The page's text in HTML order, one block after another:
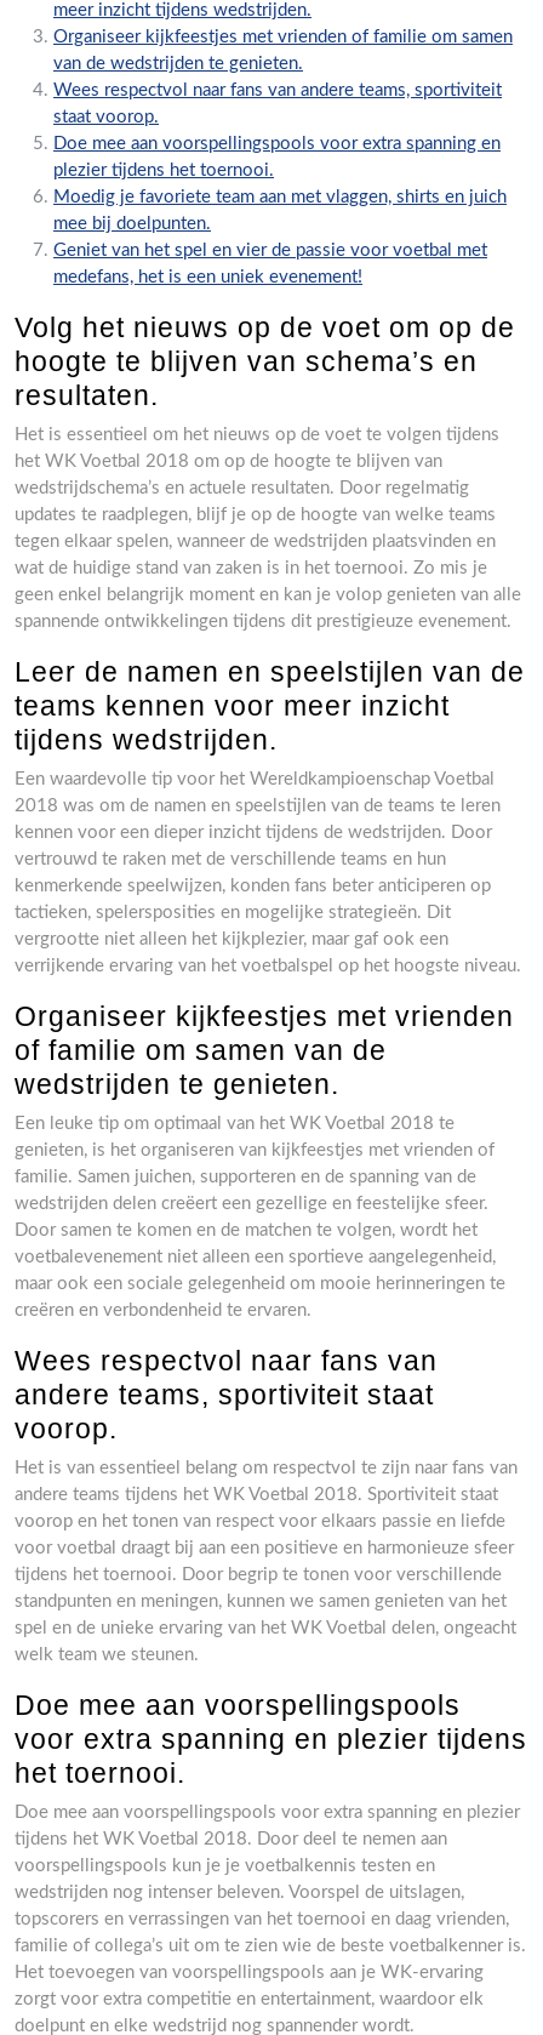
meer inzicht tijdens wedstrijden.
Organiseer kijkfeestjes met vrienden of familie om samen
van de wedstrijden te genieten.
Wees respectvol naar fans van andere teams, sportiviteit
staat voorop.
Doe mee aan voorspellingspools voor extra spanning en
plezier tijdens het toernooi.
Moedig je favoriete team aan met vlaggen, shirts en juich
mee bij doelpunten.
Geniet van het spel en vier de passie voor voetbal met
medefans, het is een uniek evenement!
Volg het nieuws op de voet om op de
hoogte te blijven van schema’s en
resultaten.
Het is essentieel om het nieuws op de voet te volgen tijdens
het WK Voetbal 2018 om op de hoogte te blijven van
wedstrijdschema’s en actuele resultaten. Door regelmatig
updates te raadplegen, blijf je op de hoogte van welke teams
tegen elkaar spelen, wanneer de wedstrijden plaatsvinden en
wat de huidige stand van zaken is in het toernooi. Zo mis je
geen enkel belangrijk moment en kan je volop genieten van alle
spannende ontwikkelingen tijdens dit prestigieuze evenement.
Leer de namen en speelstijlen van de
teams kennen voor meer inzicht
tijdens wedstrijden.
Een waardevolle tip voor het Wereldkampioenschap Voetbal
2018 was om de namen en speelstijlen van de teams te leren
kennen voor een dieper inzicht tijdens de wedstrijden. Door
vertrouwd te raken met de verschillende teams en hun
kenmerkende speelwijzen, konden fans beter anticiperen op
tactieken, spelersposities en mogelijke strategieën. Dit
vergrootte niet alleen het kijkplezier, maar gaf ook een
verrijkende ervaring van het voetbalspel op het hoogste niveau.
Organiseer kijkfeestjes met vrienden
of familie om samen van de
wedstrijden te genieten.
Een leuke tip om optimaal van het WK Voetbal 2018 te
genieten, is het organiseren van kijkfeestjes met vrienden of
familie. Samen juichen, supporteren en de spanning van de
wedstrijden delen creëert een gezellige en feestelijke sfeer.
Door samen te komen en de matchen te volgen, wordt het
voetbalevenement niet alleen een sportieve aangelegenheid,
maar ook een sociale gelegenheid om mooie herinneringen te
creëren en verbondenheid te ervaren.
Wees respectvol naar fans van
andere teams, sportiviteit staat
voorop.
Het is van essentieel belang om respectvol te zijn naar fans van
andere teams tijdens het WK Voetbal 2018. Sportiviteit staat
voorop en het tonen van respect voor elkaars passie en liefde
voor voetbal draagt bij aan een positieve en harmonieuze sfeer
tijdens het toernooi. Door begrip te tonen voor verschillende
standpunten en meningen, kunnen we samen genieten van het
spel en de unieke ervaring van het WK Voetbal delen, ongeacht
welk team we steunen.
Doe mee aan voorspellingspools
voor extra spanning en plezier tijdens
het toernooi.
Doe mee aan voorspellingspools voor extra spanning en plezier
tijdens het WK Voetbal 2018. Door deel te nemen aan
voorspellingspools kun je je voetbalkennis testen en
wedstrijden nog intenser beleven. Voorspel de uitslagen,
topscorers en verrassingen van het toernooi en daag vrienden,
familie of collega’s uit om te zien wie de beste voetbalkenner is.
Het toevoegen van voorspellingspools aan je WK-ervaring
zorgt voor extra competitie en entertainment, waardoor elk
doelpunt en elke wedstrijd nog spannender wordt.